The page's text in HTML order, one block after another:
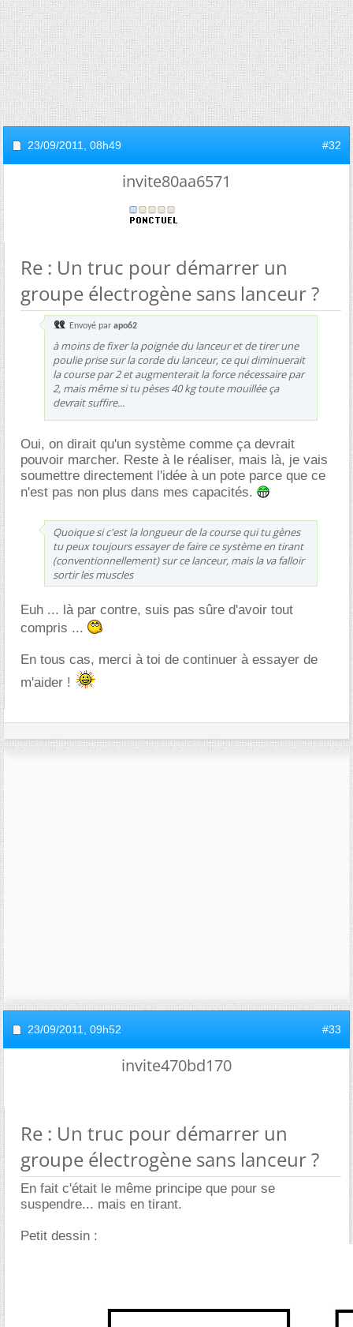
23/09/2011, 08h49 #32
invite80aa6571
Re : Un truc pour démarrer un
groupe électrogène sans lanceur ?
Envoyé par apo62
à moins de fixer la poignée du lanceur et de tirer une
poulie prise sur la corde du lanceur, ce qui diminuerait
la course par 2 et augmenterait la force nécessaire par
2, mais même si tu pèses 40 kg toute mouillée ça
devrait suffire...
Oui, on dirait qu'un système comme ça devrait
pouvoir marcher. Reste à le réaliser, mais là, je vais
soumettre directement l'idée à un pote parce que ce
n'est pas non plus dans mes capacités.
Quoique si c'est la longueur de la course qui tu gènes
tu peux toujours essayer de faire ce système en tirant
(conventionnellement) sur ce lanceur, mais la va falloir
sortir les muscles
Euh ... là par contre, suis pas sûre d'avoir tout
compris ...
En tous cas, merci à toi de continuer à essayer de
m'aider !
23/09/2011, 09h52 #33
invite470bd170
Re : Un truc pour démarrer un
groupe électrogène sans lanceur ?
En fait c'était le même principe que pour se
suspendre... mais en tirant.
Petit dessin :